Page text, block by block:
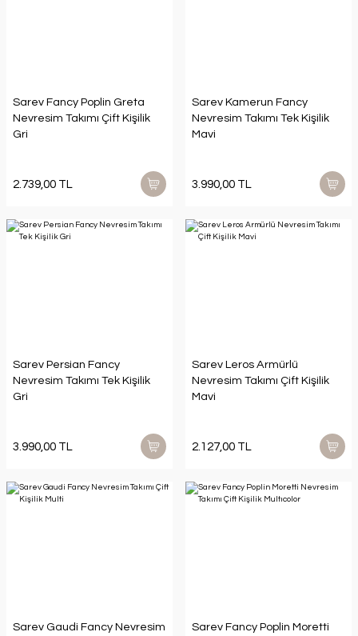
Sarev Fancy Poplin Greta
Nevresim Takımı Çift Kişilik
Gri
2.739,00 TL
Sarev Kamerun Fancy
Nevresim Takımı Tek Kişilik
Mavi
3.990,00 TL
Sarev Persian Fancy
Nevresim Takımı Tek Kişilik
Gri
3.990,00 TL
Sarev Leros Armürlü
Nevresim Takımı Çift Kişilik
Mavi
2.127,00 TL
Sarev Gaudi Fancy Nevresim
Sarev Fancy Poplin Moretti